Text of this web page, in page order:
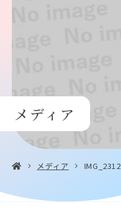
進路・進学
受験生の方へ
メディア
メディア IMG_2312